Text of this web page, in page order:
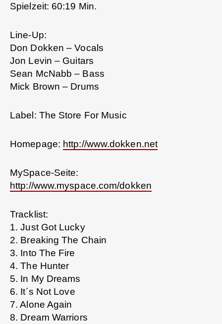
Spielzeit: 60:19 Min.
Line-Up:
Don Dokken – Vocals
Jon Levin – Guitars
Sean McNabb – Bass
Mick Brown – Drums
Label: The Store For Music
Homepage: http://www.dokken.net
MySpace-Seite:
http://www.myspace.com/dokken
Tracklist:
1. Just Got Lucky
2. Breaking The Chain
3. Into The Fire
4. The Hunter
5. In My Dreams
6. It´s Not Love
7. Alone Again
8. Dream Warriors